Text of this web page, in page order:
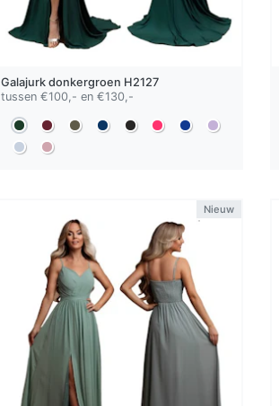
Galajurk donkergroen H2127
tussen €100,- en €130,-
Nieuw